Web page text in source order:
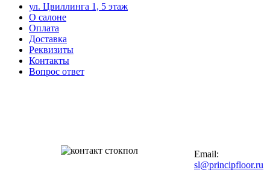
ул. Цвиллинга 1, 5 этаж
О салоне
Оплата
Доставка
Реквизиты
Контакты
Вопрос ответ
Email:
sl@principfloor.ru